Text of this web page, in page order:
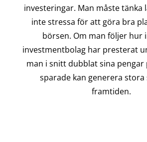
investeringar. Man måste tänka
inte stressa för att göra bra
börsen. Om man följer hur
investmentbolag har presterat
man i snitt dubblat sina pengar
sparade kan generera
framtiden.